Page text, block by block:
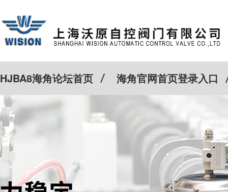
HJBA8海角论坛首页 海角官网首页登录入口
特殊定制 客户案例 Cv计算器